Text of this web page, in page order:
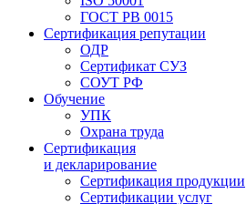
ГОСТ РВ 0015
Сертификация репутации
ОДР
Сертификат СУЗ
СОУТ РФ
Обучение
УПК
Охрана труда
Сертификация
и декларирование
Сертификация продукции
Сертификации услуг